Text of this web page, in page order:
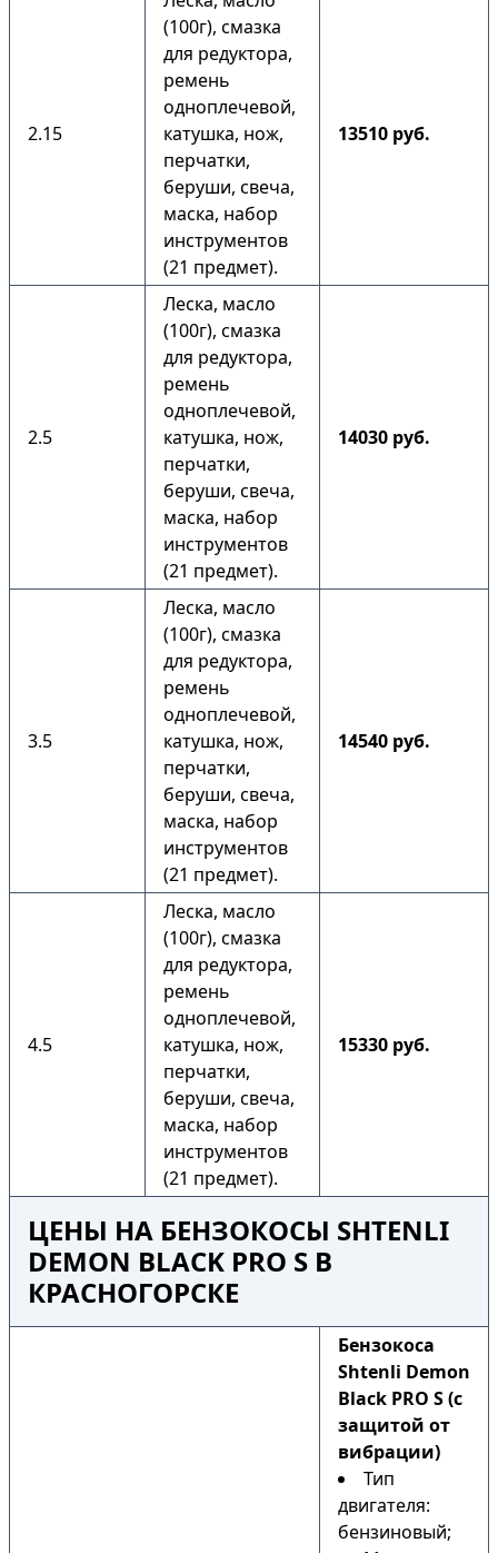
2.15
(100г), смазка
для редуктора,
ремень
одноплечевой,
катушка, нож,
перчатки,
беруши, свеча,
маска, набор
инструментов
(21 предмет).
13510 руб.
2.5
Леска, масло
(100г), смазка
для редуктора,
ремень
одноплечевой,
катушка, нож,
перчатки,
беруши, свеча,
маска, набор
инструментов
(21 предмет).
14030 руб.
3.5
Леска, масло
(100г), смазка
для редуктора,
ремень
одноплечевой,
катушка, нож,
перчатки,
беруши, свеча,
маска, набор
инструментов
(21 предмет).
14540 руб.
4.5
Леска, масло
(100г), смазка
для редуктора,
ремень
одноплечевой,
катушка, нож,
перчатки,
беруши, свеча,
маска, набор
инструментов
(21 предмет).
15330 руб.
ЦЕНЫ НА БЕНЗОКОСЫ SHTENLI
DEMON BLACK PRO S В
КРАСНОГОРСКЕ
Бензокоса
Shtenli Demon
Black PRO S (с
защитой от
вибрации)
Тип
двигателя:
бензиновый;